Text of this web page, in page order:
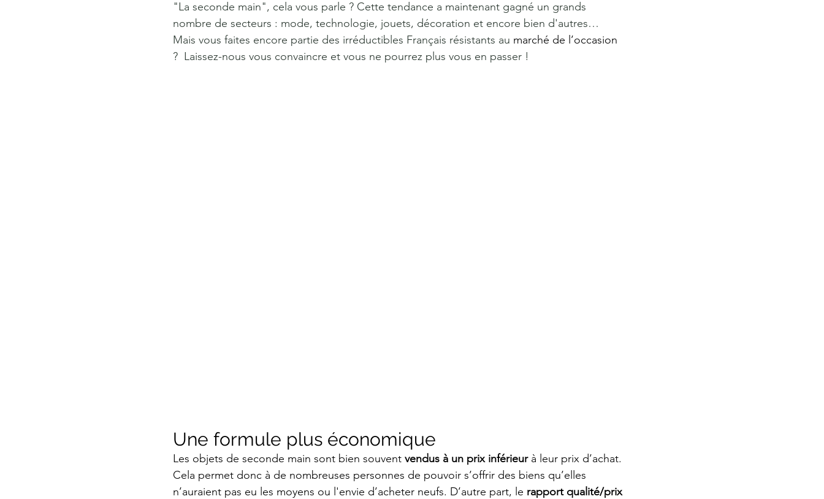
"La seconde main", cela vous parle ? Cette tendance a maintenant gagné un grands
nombre de secteurs : mode, technologie, jouets, décoration et encore bien d'autres…
Mais vous faites encore partie des irréductibles Français résistants au marché de l’occasion
?  Laissez-nous vous convaincre et vous ne pourrez plus vous en passer !
Une formule plus économique
Les objets de seconde main sont bien souvent vendus à un prix inférieur à leur prix d’achat.
Cela permet donc à de nombreuses personnes de pouvoir s’offrir des biens qu’elles
n’auraient pas eu les moyens ou l'envie d’acheter neufs. D’autre part, le rapport qualité/prix